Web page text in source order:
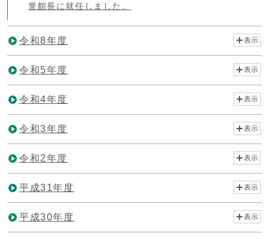
誉館長に就任しました。
令和8年度 表示
令和5年度 表示
令和4年度 表示
令和3年度 表示
令和2年度 表示
平成31年度 表示
平成30年度 表示